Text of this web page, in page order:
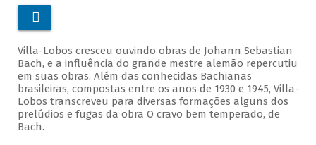

Villa-Lobos cresceu ouvindo obras de Johann Sebastian
Bach, e a influência do grande mestre alemão repercutiu
em suas obras. Além das conhecidas Bachianas
brasileiras, compostas entre os anos de 1930 e 1945, Villa-
Lobos transcreveu para diversas formações alguns dos
prelúdios e fugas da obra O cravo bem temperado, de
Bach.